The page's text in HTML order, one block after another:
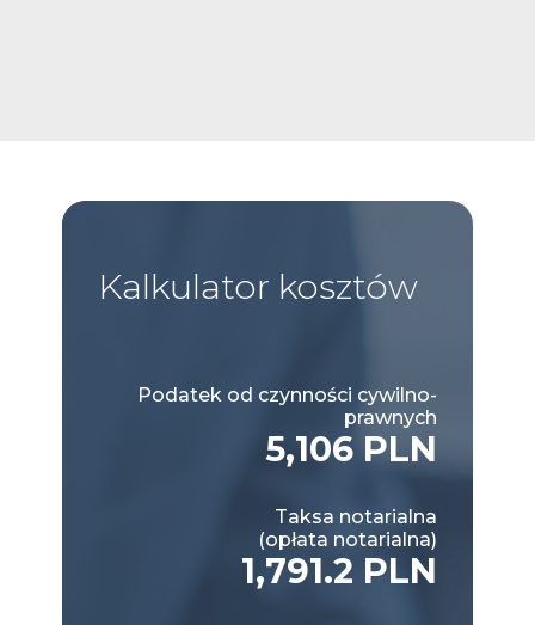
Kalkulator kosztów
Podatek od czynności cywilno-
prawnych
5,106 PLN
Taksa notarialna
(opłata notarialna)
1,791.2 PLN